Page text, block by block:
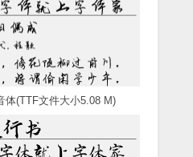
体(TTF文件大小5.08 M)